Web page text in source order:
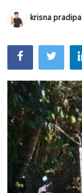
krisna pradipa